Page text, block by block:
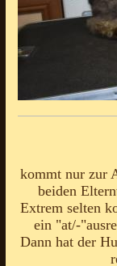
kommt nur zur
beiden
Extrem selten
ein "at/-
Dann hat der